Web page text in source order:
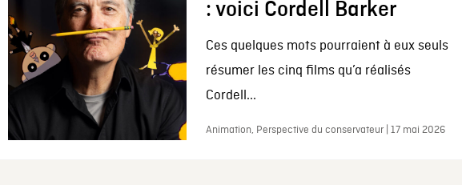
: voici Cordell Barker
Ces quelques mots pourraient à eux seuls
résumer les cinq films qu’a réalisés
Cordell...
Animation, Perspective du conservateur | 17 mai 2026